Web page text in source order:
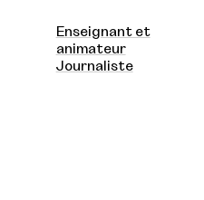
Enseignant et
animateur
Journaliste